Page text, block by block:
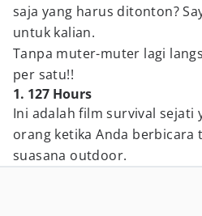
saja yang harus ditonton?
untuk kalian.
Tanpa muter-muter lagi
per satu!!
1. 127 Hours
Ini adalah film survival sejati
orang ketika Anda berbicara
suasana outdoor.